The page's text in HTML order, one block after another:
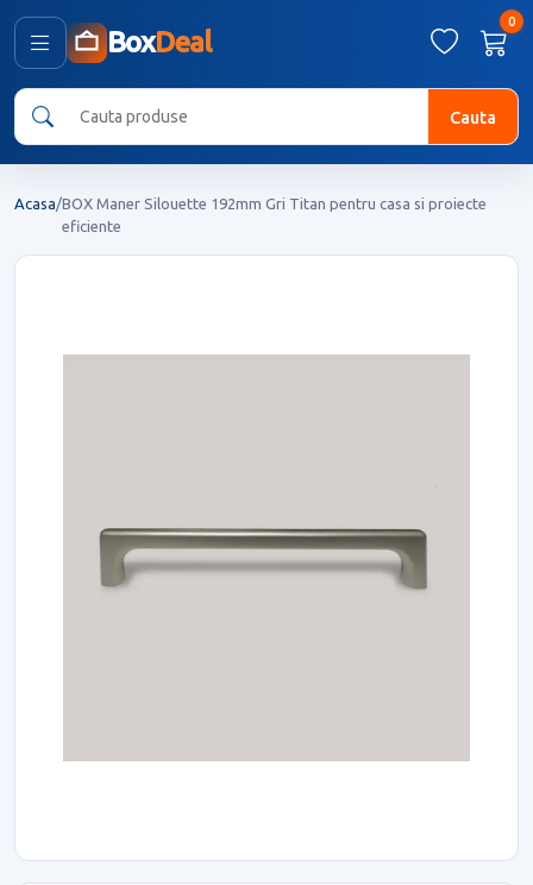
BoxDeal
0
Cauta
Acasa/BOX Maner Silouette 192mm Gri Titan pentru casa si proiecte
eficiente